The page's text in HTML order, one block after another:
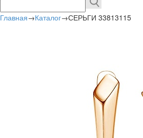
Главная→Каталог→СЕРЬГИ 33813115